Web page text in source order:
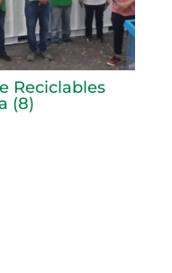
Reciclables
(8)